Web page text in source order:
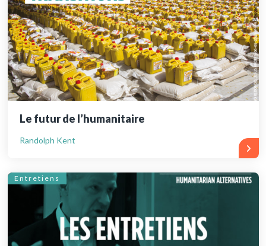
Le futur de l’humanitaire
Randolph Kent
Entretiens